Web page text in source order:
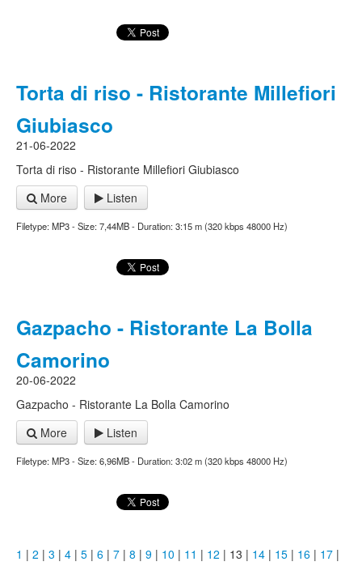
Torta di riso - Ristorante Millefiori
Giubiasco
21-06-2022
Torta di riso - Ristorante Millefiori Giubiasco
More
Listen
Filetype: MP3 - Size: 7,44MB - Duration: 3:15 m (320 kbps 48000 Hz)
Gazpacho - Ristorante La Bolla
Camorino
20-06-2022
Gazpacho - Ristorante La Bolla Camorino
More
Listen
Filetype: MP3 - Size: 6,96MB - Duration: 3:02 m (320 kbps 48000 Hz)
1 | 2 | 3 | 4 | 5 | 6 | 7 | 8 | 9 | 10 | 11 | 12 | 13 | 14 | 15 | 16 | 17 |